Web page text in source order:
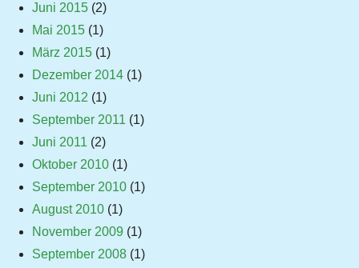
Juni 2015 (2)
Mai 2015 (1)
März 2015 (1)
Dezember 2014 (1)
Juni 2012 (1)
September 2011 (1)
Juni 2011 (2)
Oktober 2010 (1)
September 2010 (1)
August 2010 (1)
November 2009 (1)
September 2008 (1)